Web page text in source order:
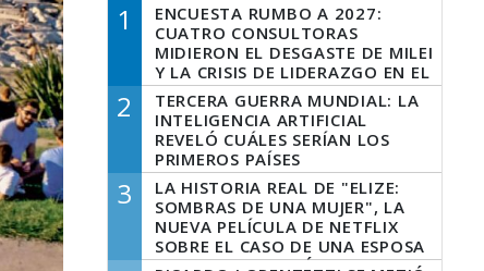
1
ENCUESTA RUMBO A 2027:
CUATRO CONSULTORAS
MIDIERON EL DESGASTE DE MILEI
Y LA CRISIS DE LIDERAZGO EN EL
PERONISMO
2
TERCERA GUERRA MUNDIAL: LA
INTELIGENCIA ARTIFICIAL
REVELÓ CUÁLES SERÍAN LOS
PRIMEROS PAÍSES
LATINOAMERICANOS EN SER
DERROTADOS
3
LA HISTORIA REAL DE "ELIZE:
SOMBRAS DE UNA MUJER", LA
NUEVA PELÍCULA DE NETFLIX
SOBRE EL CASO DE UNA ESPOSA
QUE DESCUARTIZÓ A SU